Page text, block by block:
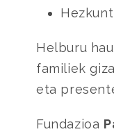
Helburu
familiek
eta
Fundazioa